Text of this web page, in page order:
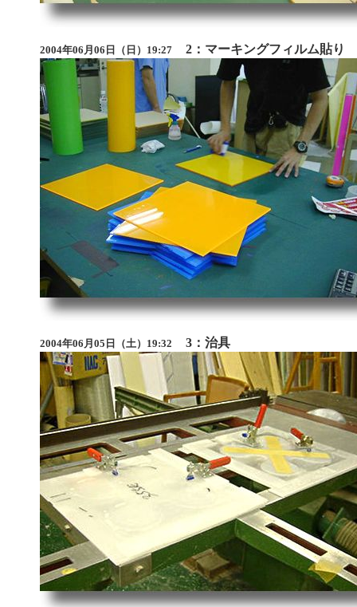
2004年06月06日（日）19:27 2：マーキングフィルム貼り
2004年06月05日（土）19:32 3：治具